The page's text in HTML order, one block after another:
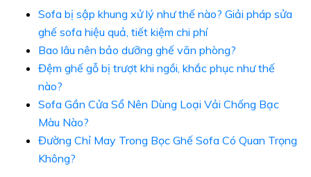
Sofa bị sập khung xử lý như thế nào? Giải pháp sửa
ghế sofa hiệu quả, tiết kiệm chi phí
Bao lâu nên bảo dưỡng ghế văn phòng?
Đệm ghế gỗ bị trượt khi ngồi, khắc phục như thế
nào?
Sofa Gần Cửa Sổ Nên Dùng Loại Vải Chống Bạc
Màu Nào?
Đường Chỉ May Trong Bọc Ghế Sofa Có Quan Trọng
Không?